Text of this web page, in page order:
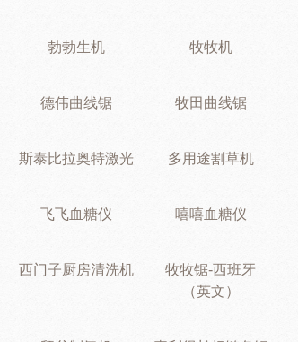
勃勃生机 牧牧机
德伟曲线锯 牧田曲线锯
斯泰比拉奥特激光 多用途割草机
飞飞血糖仪 嘻嘻血糖仪
西门子厨房清洗机
牧牧锯-西班牙
（英文）